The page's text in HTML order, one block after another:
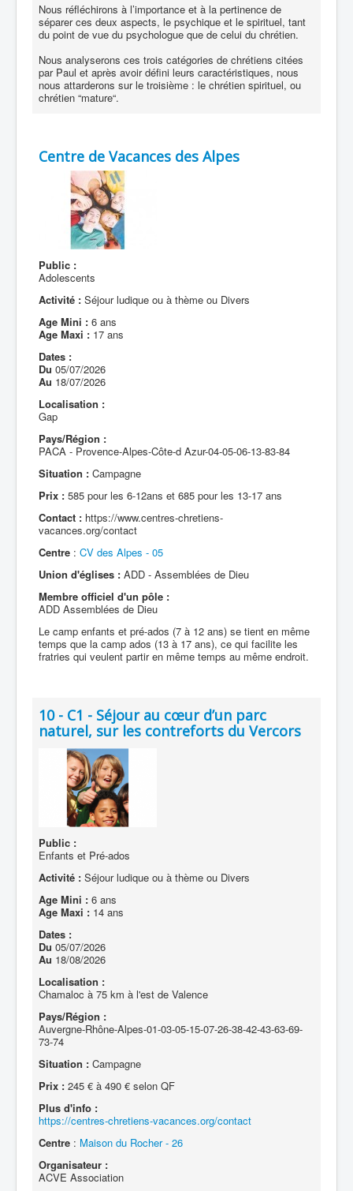
Nous réfléchirons à l’importance et à la pertinence de
séparer ces deux aspects, le psychique et le spirituel, tant
du point de vue du psychologue que de celui du chrétien.
Nous analyserons ces trois catégories de chrétiens citées
par Paul et après avoir défini leurs caractéristiques, nous
nous attarderons sur le troisième : le chrétien spirituel, ou
chrétien “mature“.
Centre de Vacances des Alpes
Public :
Adolescents
Activité : Séjour ludique ou à thème ou Divers
Age Mini : 6 ans
Age Maxi : 17 ans
Dates :
Du 05/07/2026
Au 18/07/2026
Localisation :
Gap
Pays/Région :
PACA - Provence-Alpes-Côte-d Azur-04-05-06-13-83-84
Situation : Campagne
Prix : 585 pour les 6-12ans et 685 pour les 13-17 ans
Contact : https://www.centres-chretiens-
vacances.org/contact
Centre : CV des Alpes - 05
Union d'églises : ADD - Assemblées de Dieu
Membre officiel d'un pôle :
ADD Assemblées de Dieu
Le camp enfants et pré-ados (7 à 12 ans) se tient en même
temps que la camp ados (13 à 17 ans), ce qui facilite les
fratries qui veulent partir en même temps au même endroit.
10 - C1 - Séjour au cœur d’un parc
naturel, sur les contreforts du Vercors
Public :
Enfants et Pré-ados
Activité : Séjour ludique ou à thème ou Divers
Age Mini : 6 ans
Age Maxi : 14 ans
Dates :
Du 05/07/2026
Au 18/08/2026
Localisation :
Chamaloc à 75 km à l'est de Valence
Pays/Région :
Auvergne-Rhône-Alpes-01-03-05-15-07-26-38-42-43-63-69-
73-74
Situation : Campagne
Prix : 245 € à 490 € selon QF
Plus d'info :
https://centres-chretiens-vacances.org/contact
Centre : Maison du Rocher - 26
Organisateur :
ACVE Association